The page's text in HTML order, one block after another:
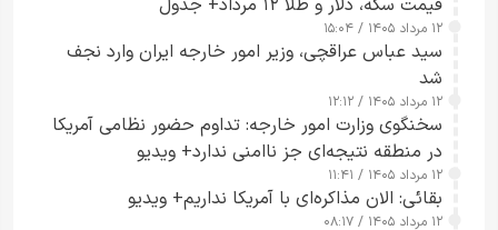
۱۲ مرداد ۱۴۰۵ / ۱۵:۰۴
سید عباس عراقچی، وزیر امور خارجه ایران وارد نجف
شد
۱۲ مرداد ۱۴۰۵ / ۱۲:۱۲
سخنگوی وزارت امور خارجه: تداوم حضور نظامی آمریکا
در منطقه نتیجه‌ای جز ناامنی ندارد+ ویدیو
۱۲ مرداد ۱۴۰۵ / ۱۱:۴۱
بقائی: الان مذاکره‌ای با آمریکا نداریم+ ویدیو
۱۲ مرداد ۱۴۰۵ / ۰۸:۱۷